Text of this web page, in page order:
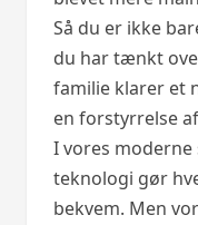
Så du er ikke
du har tænkt
familie klarer et
en forstyrrelse
I vores
teknologi gør
bekvem. Men